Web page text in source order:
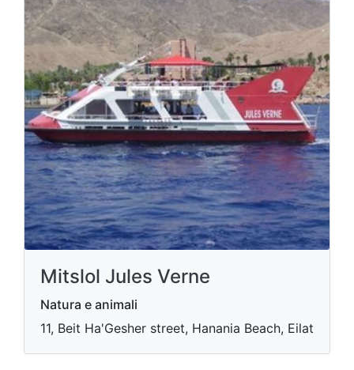
Mitslol Jules Verne
Natura e animali
11, Beit Ha'Gesher street, Hanania Beach, Eilat